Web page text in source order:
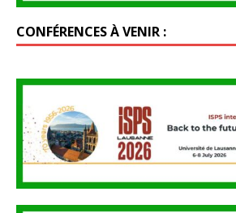
CONFÉRENCES À VENIR :